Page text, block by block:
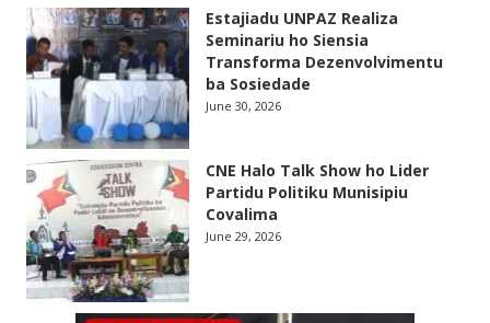
Estajiadu UNPAZ Realiza
Seminariu ho Siensia
Transforma Dezenvolvimentu
ba Sosiedade
June 30, 2026
CNE Halo Talk Show ho Lider
Partidu Politiku Munisipiu
Covalima
June 29, 2026